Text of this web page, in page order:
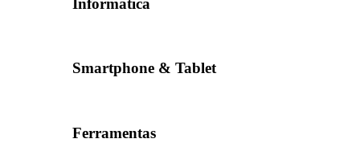
Informática
Smartphone & Tablet
Ferramentas